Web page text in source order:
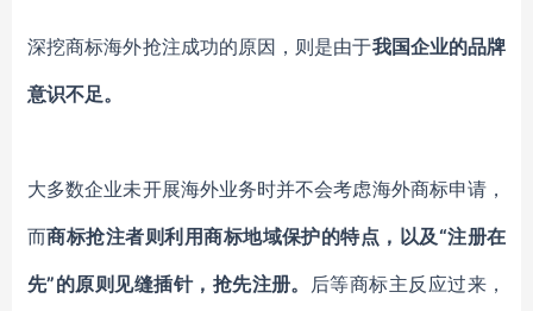
深挖商标海外抢注成功的原因， 则是由于我国企业的品牌
意识不足。
大多数企业未开展海外业务时并不会考虑海外商标申请 ，
而商标抢注者则利用商标地域保护的特点，以及“注册在
先”的原则见缝插针，抢先注册。
后等商标主反应过来，